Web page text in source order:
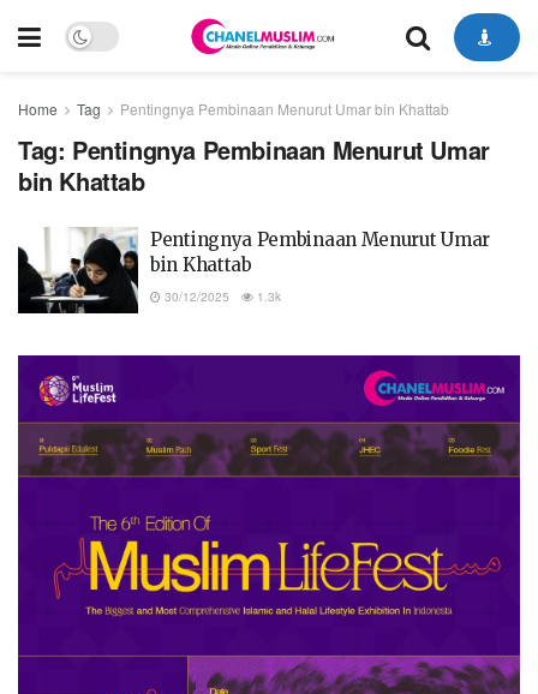
Home Tag Pentingnya Pembinaan Menurut Umar bin Khattab
Tag: Pentingnya Pembinaan Menurut Umar
bin Khattab
Pentingnya Pembinaan Menurut Umar
bin Khattab
30/12/2025 1.3k